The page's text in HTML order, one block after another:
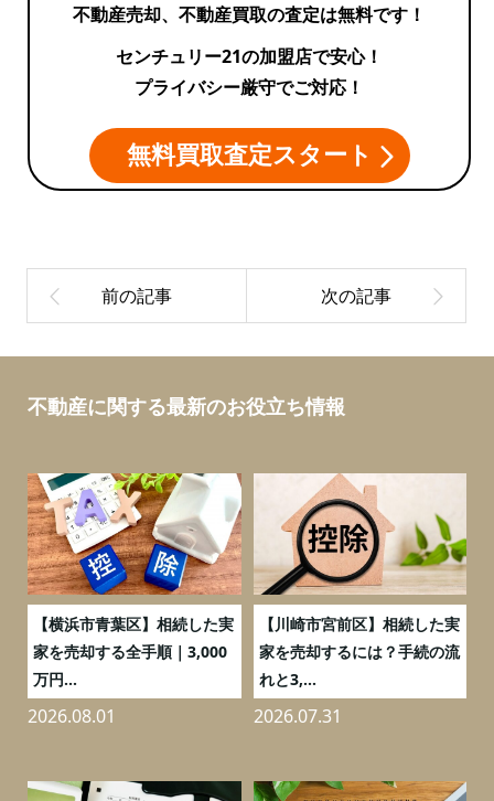
棟
不動産売却、不動産買取の査定は無料です！
センチュリー21の加盟店で安心！
プライバシー厳守でご対応！
無料買取査定スタート
不動産に関する最新のお役立ち情報
【横浜市青葉区】相続した実
家を売却する全手順｜3,000
万円...
2026.08.01
【川崎市宮前区】相続した実
家を売却するには？手続の流
れと3,...
2026.07.31